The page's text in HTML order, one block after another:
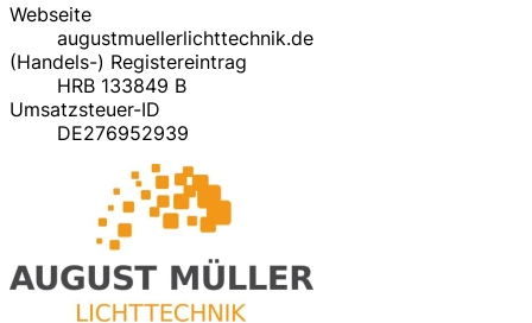
Webseite
augustmuellerlichttechnik.de
(Handels-) Registereintrag
HRB 133849 B
Umsatzsteuer-ID
DE276952939